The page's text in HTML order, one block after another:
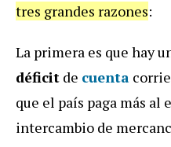
tres grandes razones:
La primera es que hay
déficit de cuenta
que el país paga más al
intercambio de